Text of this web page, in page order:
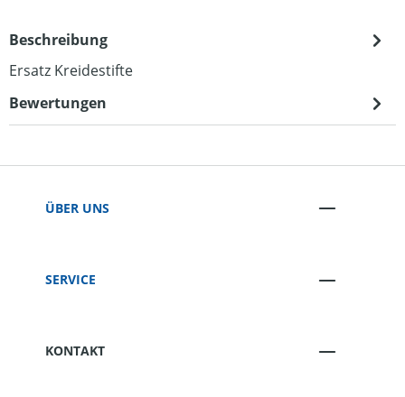
Beschreibung
Ersatz Kreidestifte
Bewertungen
ÜBER UNS
SERVICE
KONTAKT